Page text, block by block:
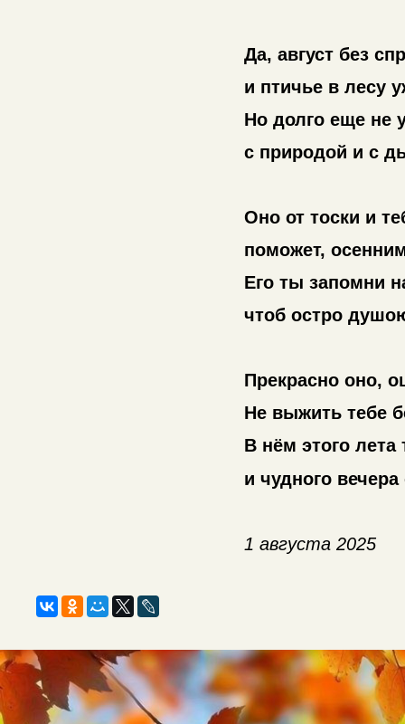
Да, август без
и птичье в лесу
Но долго еще не
с природой и с
Оно от тоски и
поможет,
Его ты запомни
чтоб остро
Прекрасно оно,
Не выжить тебе
В нём этого лета
и чудного
1 августа 2025